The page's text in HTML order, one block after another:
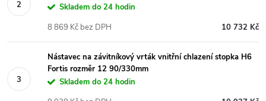
Skladem do 24 hodin
10 732 Kč
8 869 Kč bez DPH
Nástavec na závitníkový vrták vnitřní chlazení stopka H6
Fortis rozměr 12 90/330mm
Skladem do 24 hodin